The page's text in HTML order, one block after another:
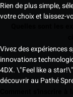
Rien de plus simple,
votre choix et laissez-
Vivez des expériences
innovations
4DX. \"Feel like a
découvrir au Pathé